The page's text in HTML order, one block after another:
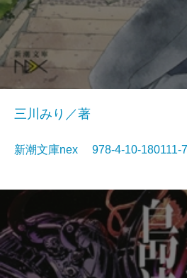
三川みり／著
新潮文庫nex 978-4-10-